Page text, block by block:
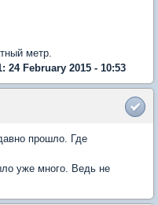
метр.
24 February 2015 - 10:53
прошло. Где
уже много. Ведь не